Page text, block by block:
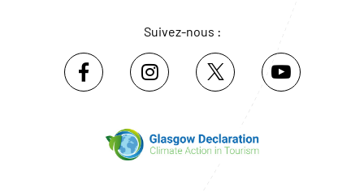
Suivez-nous :